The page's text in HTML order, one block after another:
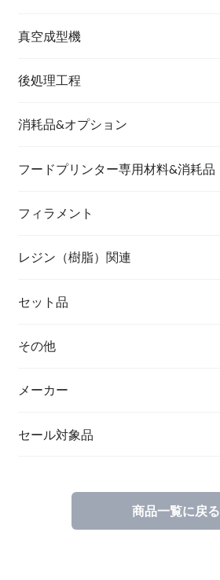
真空成型機
後処理工程
消耗品&オプション
フードプリンター専用材料&消耗品
フィラメント
レジン（樹脂）関連
セット品
その他
メーカー
セール対象品
商品一覧に戻る